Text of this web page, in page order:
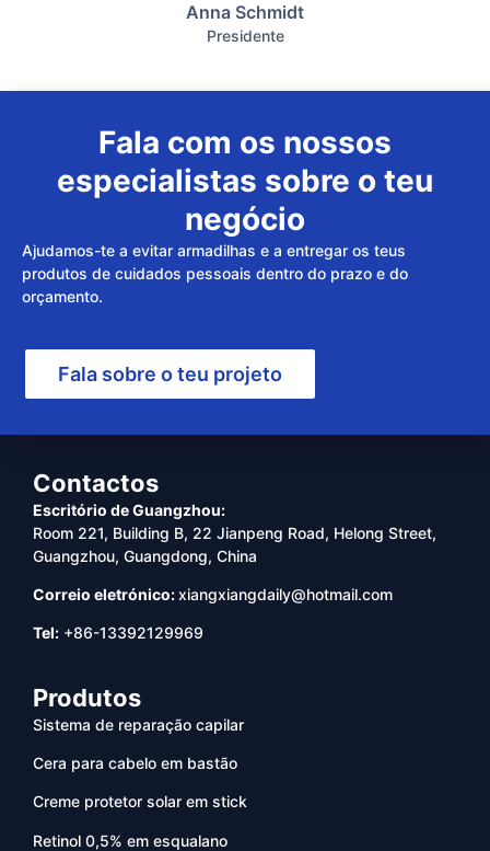
Anna Schmidt
Presidente
Fala com os nossos
especialistas sobre o teu
negócio
Ajudamos-te a evitar armadilhas e a entregar os teus
produtos de cuidados pessoais dentro do prazo e do
orçamento.
Fala sobre o teu projeto
Contactos
Escritório de Guangzhou:
Room 221, Building B, 22 Jianpeng Road, Helong Street,
Guangzhou, Guangdong, China
Correio eletrónico:xiangxiangdaily@hotmail.com
Tel: +86-13392129969
Produtos
Sistema de reparação capilar
Cera para cabelo em bastão
Creme protetor solar em stick
Retinol 0,5% em esqualano